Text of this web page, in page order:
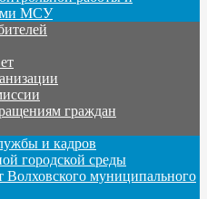
МСУ
граждан
и кадров
городской среды
муниципального